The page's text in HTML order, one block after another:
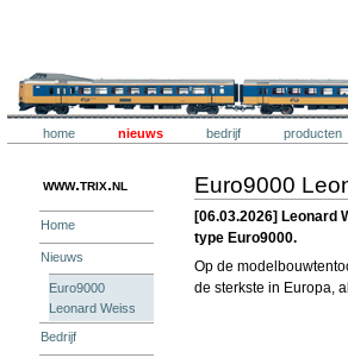
naar
navigatie
Onderdelen
home nieuws bedrijf producten
Persoonlijke
www.trix.nl
Home
Nieuws
Euro9000
Leonard Weiss
Bedrijf
Euro9000
[06.03.2026] Leonard
type Euro9000.
Op de
de sterkste in Europa,